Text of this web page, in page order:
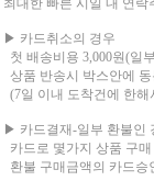
최대한 빠른 시일 내 연락
▶ 카드취소의 경우
첫 배송비용 3,000원(일
상품 반송시 박스안에 동
(7일 이내 도착건에 한해
▶ 카드결재-일부 환불인
카드로 몇가지 상품 구매
환불 구매금액의 카드승